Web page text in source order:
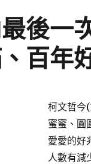
後一
百年
柯文哲今
蜜蜜、圓
愛愛的好
人數有減